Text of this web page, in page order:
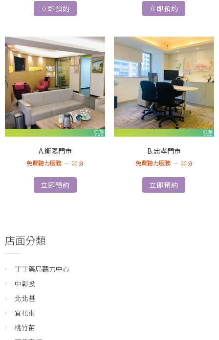
立即預約 立即預約
A.衡陽門市
免費聽力服務 20 分
立即預約
B.忠孝門市
免費聽力服務 20 分
立即預約
店面分類
丁丁藥局聽力中心
中彰投
北北基
宜花東
桃竹苗